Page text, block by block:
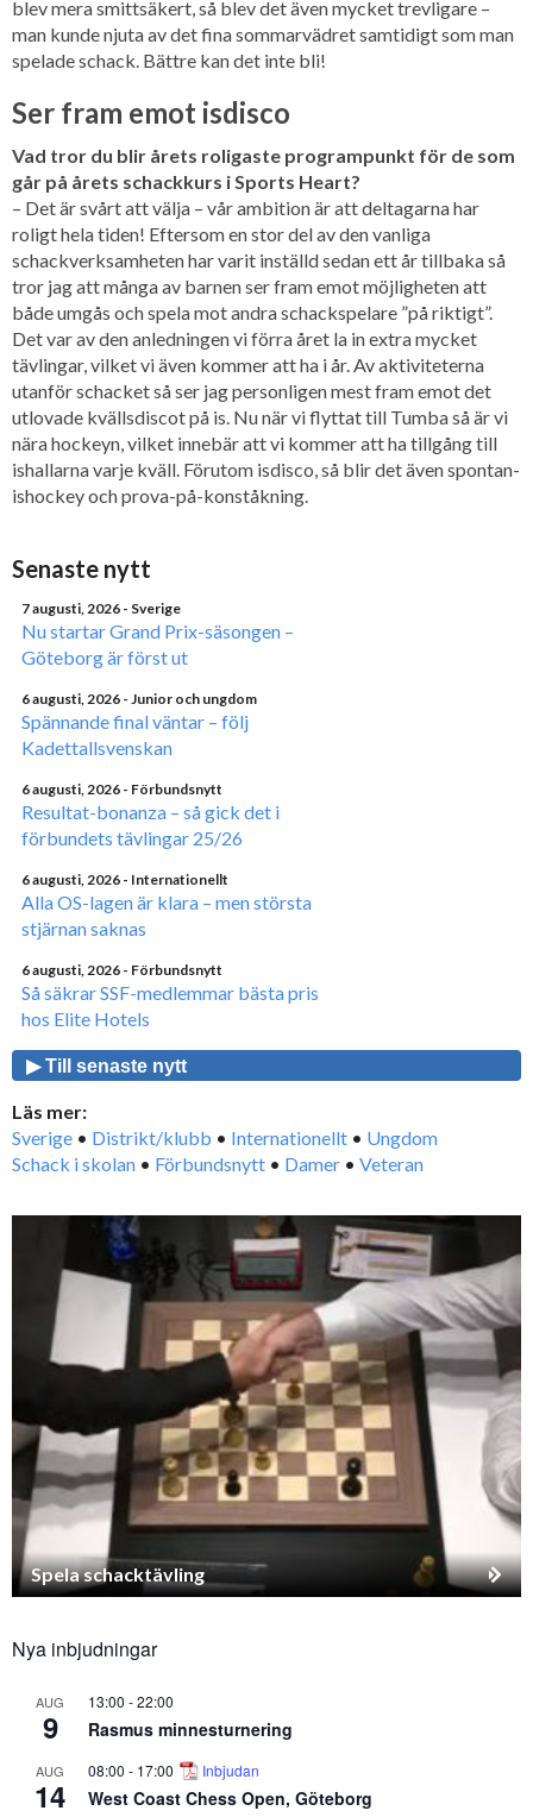
blev mera smittsäkert, så blev det även mycket trevligare –
man kunde njuta av det fina sommarvädret samtidigt som man
spelade schack. Bättre kan det inte bli!
Ser fram emot isdisco
Vad tror du blir årets roligaste programpunkt för de som
går på årets schackkurs i Sports Heart?
– Det är svårt att välja – vår ambition är att deltagarna har
roligt hela tiden! Eftersom en stor del av den vanliga
schackverksamheten har varit inställd sedan ett år tillbaka så
tror jag att många av barnen ser fram emot möjligheten att
både umgås och spela mot andra schackspelare ”på riktigt”.
Det var av den anledningen vi förra året la in extra mycket
tävlingar, vilket vi även kommer att ha i år. Av aktiviteterna
utanför schacket så ser jag personligen mest fram emot det
utlovade kvällsdiscot på is. Nu när vi flyttat till Tumba så är vi
nära hockeyn, vilket innebär att vi kommer att ha tillgång till
ishallarna varje kväll. Förutom isdisco, så blir det även spontan-
ishockey och prova-på-konståkning.
Senaste nytt
7 augusti, 2026 - Sverige
Nu startar Grand Prix-säsongen –
Göteborg är först ut
6 augusti, 2026 - Junior och ungdom
Spännande final väntar – följ
Kadettallsvenskan
6 augusti, 2026 - Förbundsnytt
Resultat-bonanza – så gick det i
förbundets tävlingar 25/26
6 augusti, 2026 - Internationellt
Alla OS-lagen är klara – men största
stjärnan saknas
6 augusti, 2026 - Förbundsnytt
Så säkrar SSF-medlemmar bästa pris
hos Elite Hotels
▶ Till senaste nytt
Läs mer:
Sverige • Distrikt/klubb • Internationellt • Ungdom
Schack i skolan • Förbundsnytt • Damer • Veteran
Spela schacktävling
Nya inbjudningar
AUG
9
13:00 -22:00
Rasmus minnesturnering
AUG
14
08:00 - 17:00 Inbjudan
West Coast Chess Open, Göteborg